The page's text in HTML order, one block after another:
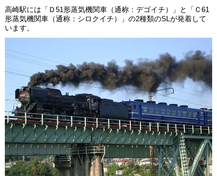
高崎駅には「Ｄ51形蒸気機関車（通称：デゴイチ）」と「Ｃ61
形蒸気機関車（通称：シロクイチ）」の2種類のSLが発着して
います。